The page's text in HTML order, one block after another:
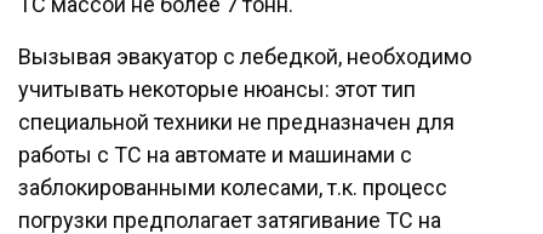
Вызывая эвакуатор с лебедкой, необходимо
учитывать некоторые нюансы: этот тип
специальной техники не предназначен для
работы с ТС на автомате и машинами с
заблокированными колесами, т.к. процесс
погрузки предполагает затягивание ТС на